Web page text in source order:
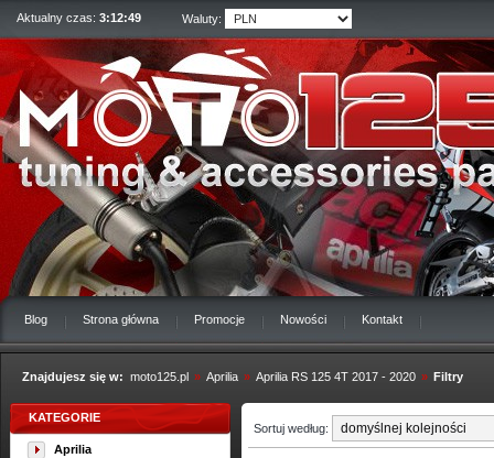
Aktualny czas: 3:12:50 Waluty:
Blog Strona główna Promocje Nowości Kontakt
Znajdujesz się w: moto125.pl » Aprilia » Aprilia RS 125 4T 2017 - 2020 » Filtry
KATEGORIE
Aprilia
Sortuj według: